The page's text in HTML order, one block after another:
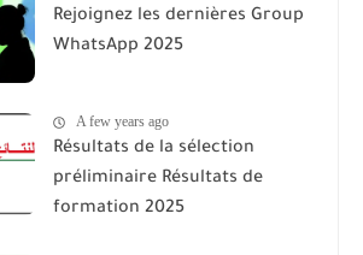
Rejoignez les dernières Group
WhatsApp 2025
A few years ago
Résultats de la sélection
préliminaire Résultats de
formation 2025